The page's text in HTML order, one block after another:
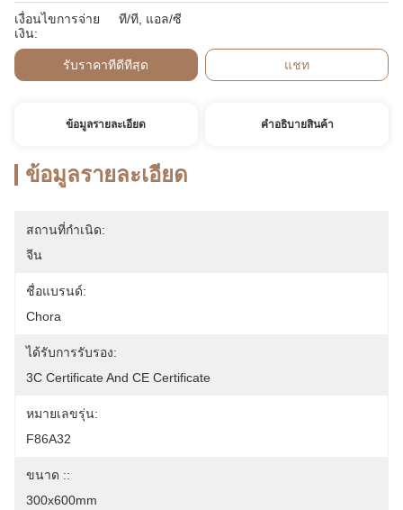
เงื่อนไขการจ่าย
เงิน:
ที/ที, แอล/ซี
รับราคาที่ดีที่สุด แชท
ข้อมูลรายละเอียด คําอธิบายสินค้า
ข้อมูลรายละเอียด
สถานที่กำเนิด:
จีน
ชื่อแบรนด์:
Chora
ได้รับการรับรอง:
3C Certificate And CE Certificate
หมายเลขรุ่น:
F86A32
ขนาด ::
300x600mm